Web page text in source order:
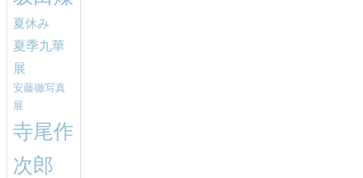
夏休み
夏季九華
展
安藤徹写真
展
寺尾作
次郎